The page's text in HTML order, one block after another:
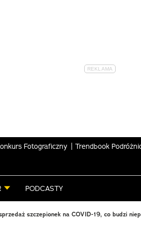
Fotograficzny Trendbook
PODCASTY
szczepionek na COVID-19, co budzi